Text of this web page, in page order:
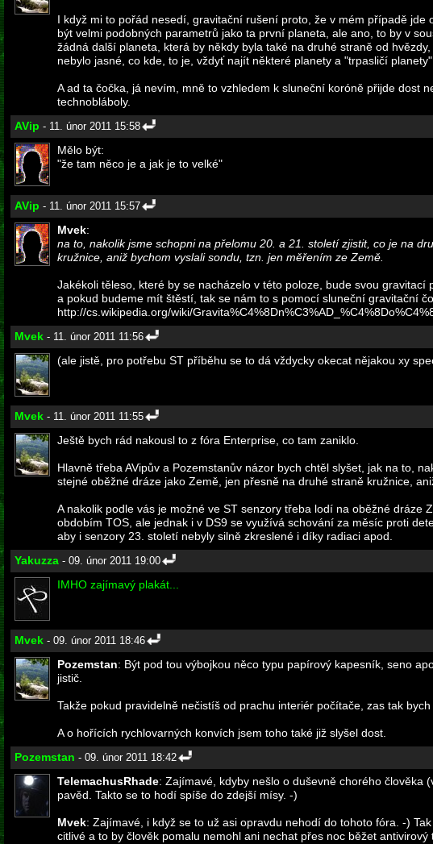
I když mi to pořád nesedí, gravitační rušení proto, že v mém případě
být velmi podobných parametrů jako ta první planeta, ale ano, to by v
žádná další planeta, která by někdy byla také na druhé straně od
nebylo jasné, co kde, to je, vždyť najít některé planety a "trpasličí
A ad ta čočka, já nevím, mně to vzhledem k sluneční koróně přijde dost
technobláboly.
AVip - 11. únor 2011 15:58
Mělo být:
"že tam něco je a jak je to velké"
AVip - 11. únor 2011 15:57
Mvek:
na to, nakolik jsme schopni na přelomu 20. a 21. století zjistit, co je na
kružnice, aniž bychom vyslali sondu, tzn. jen měřením ze Země.
Jakékoli těleso, které by se nacházelo v této poloze, bude svou
a pokud budeme mít štěstí, tak se nám to s pomocí sluneční gravitační
http://cs.wikipedia.org/wiki/
Mvek - 11. únor 2011 11:56
(ale jistě, pro potřebu ST příběhu se to dá vždycky okecat nějakou xy
Mvek - 11. únor 2011 11:55
Ještě bych rád nakousl to z fóra Enterprise, co tam zaniklo.
Hlavně třeba AVipův a Pozemstanův názor bych chtěl slyšet, jak na to,
stejné oběžné dráze jako Země, jen přesně na druhé straně kružnice,
A nakolik podle vás je možné ve ST senzory třeba lodí na oběžné
obdobím TOS, ale jednak i v DS9 se využívá schování za měsíc proti
aby i senzory 23. století nebyly silně zkreslené i díky radiaci apod.
Yakuzza - 09. únor 2011 19:00
IMHO zajímavý plakát...
Mvek - 09. únor 2011 18:46
Pozemstan: Být pod tou výbojkou něco typu papírový kapesník, seno
jistič.
Takže pokud pravidelně nečistíš od prachu interiér počítače, zas tak
A o hořících rychlovarných konvích jsem toho také již slyšel dost.
Pozemstan - 09. únor 2011 18:42
TelemachusRhade: Zajímavé, kdyby nešlo o duševně chorého člověka
pavěd. Takto se to hodí spíše do zdejší mísy. -)
Mvek: Zajímavé, i když se to už asi opravdu nehodí do tohoto fóra. -)
citlivé a to by člověk pomalu nemohl ani nechat přes noc běžet antivirový